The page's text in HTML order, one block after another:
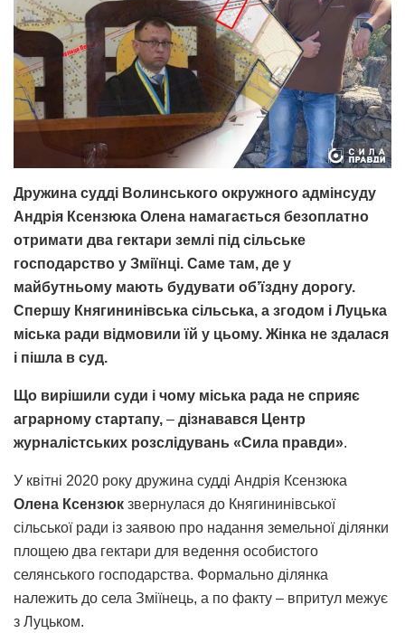
Дружина судді Волинського окружного адмінсуду
Андрія Ксензюка Олена намагається безоплатно
отримати два гектари землі під сільське
господарство у Зміїнці. Саме там, де у
майбутньому мають будувати об’їздну дорогу.
Спершу Княгининівська сільська, а згодом і Луцька
міська ради відмовили їй у цьому. Жінка не здалася
і пішла в суд.
Що вирішили суди і чому міська рада не сприяє
аграрному стартапу, – дізнавався Центр
журналістських розслідувань «Сила правди».
У квітні 2020 року дружина судді Андрія Ксензюка
Олена Ксензюк звернулася до Княгининівської
сільської ради із заявою про надання земельної ділянки
площею два гектари для ведення особистого
селянського господарства. Формально ділянка
належить до села Зміїнець, а по факту – впритул межує
з Луцьком.